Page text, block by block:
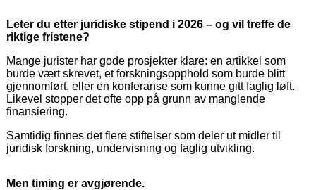
Leter du etter juridiske stipend i 2026 – og vil treffe de
riktige fristene?
Mange jurister har gode prosjekter klare: en artikkel som
burde vært skrevet, et forskningsopphold som burde blitt
gjennomført, eller en konferanse som kunne gitt faglig løft.
Likevel stopper det ofte opp på grunn av manglende
finansiering.
Samtidig finnes det flere stiftelser som deler ut midler til
juridisk forskning, undervisning og faglig utvikling.
Men timing er avgjørende.